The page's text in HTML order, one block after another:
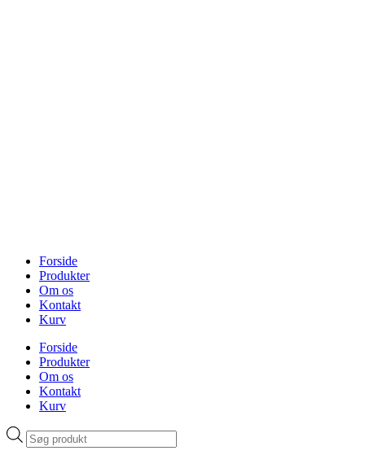
Forside
Produkter
Om os
Kontakt
Kurv
Forside
Produkter
Om os
Kontakt
Kurv
Products
search